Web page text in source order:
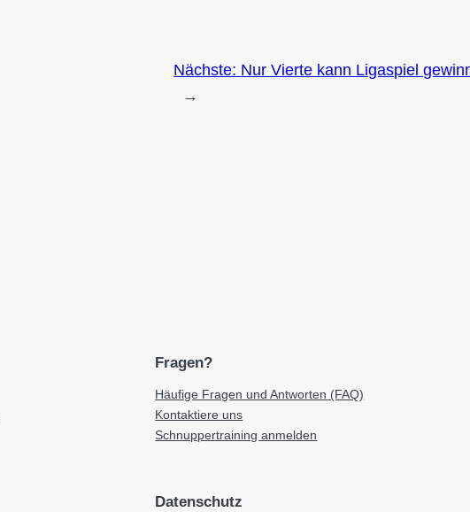
Nächste: Nur Vierte kann Ligaspiel
→
Fragen?
Häufige Fragen und Antworten (FAQ)
Kontaktiere uns
Schnuppertraining anmelden
Datenschutz